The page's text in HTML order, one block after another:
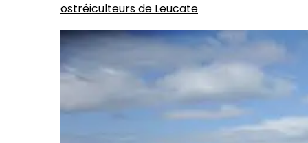
ostréiculteurs de Leucate